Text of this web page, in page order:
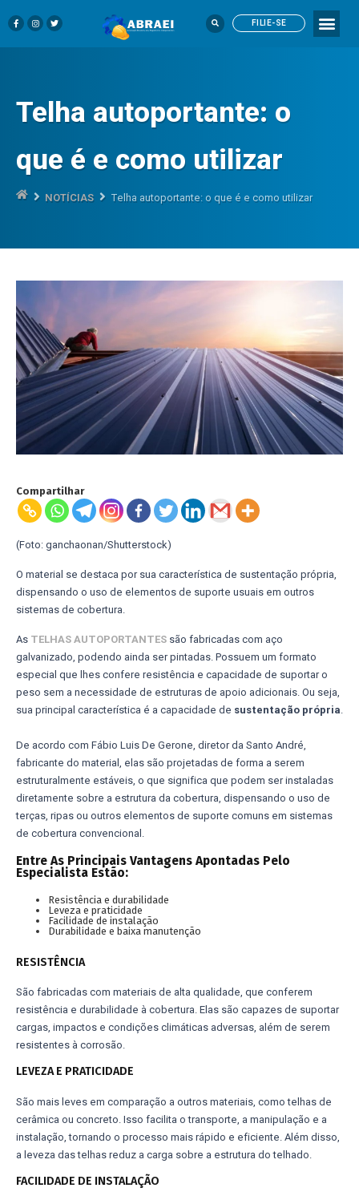
FILIE-SE
Telha autoportante: o
que é e como utilizar
NOTÍCIAS Telha autoportante: o que é e como utilizar
Compartilhar
(Foto: ganchaonan/Shutterstock)
O material se destaca por sua característica de sustentação própria,
dispensando o uso de elementos de suporte usuais em outros
sistemas de cobertura.
As TELHAS AUTOPORTANTES são fabricadas com aço
galvanizado, podendo ainda ser pintadas. Possuem um formato
especial que lhes confere resistência e capacidade de suportar o
peso sem a necessidade de estruturas de apoio adicionais. Ou seja,
sua principal característica é a capacidade de sustentação própria.
De acordo com Fábio Luis De Gerone, diretor da Santo André,
fabricante do material, elas são projetadas de forma a serem
estruturalmente estáveis, o que significa que podem ser instaladas
diretamente sobre a estrutura da cobertura, dispensando o uso de
terças, ripas ou outros elementos de suporte comuns em sistemas
de cobertura convencional.
Entre As Principais Vantagens Apontadas Pelo
Especialista Estão:
Resistência e durabilidade
Leveza e praticidade
Facilidade de instalação
Durabilidade e baixa manutenção
RESISTÊNCIA
São fabricadas com materiais de alta qualidade, que conferem
resistência e durabilidade à cobertura. Elas são capazes de suportar
cargas, impactos e condições climáticas adversas, além de serem
resistentes à corrosão.
LEVEZA E PRATICIDADE
São mais leves em comparação a outros materiais, como telhas de
cerâmica ou concreto. Isso facilita o transporte, a manipulação e a
instalação, tornando o processo mais rápido e eficiente. Além disso,
a leveza das telhas reduz a carga sobre a estrutura do telhado.
FACILIDADE DE INSTALAÇÃO